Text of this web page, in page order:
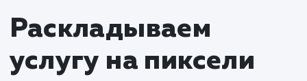
посещаемостью: Услуга улучшения
производительности базы данных MySQL
может быть излишней для малых веб-сайтов